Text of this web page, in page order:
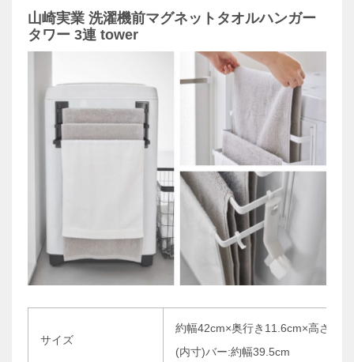
山崎実業 洗濯機前マグネットタオルハンガー
タワー 3連 tower
サイズ
約幅42cm×奥行き11.6cm×高さ
(内寸)バー:約幅39.5cm